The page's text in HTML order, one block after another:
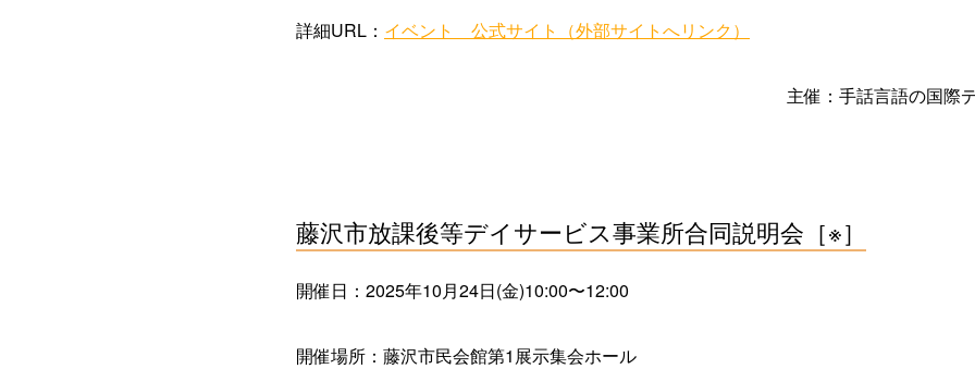
詳細URL： イベント 公式サイト（外部サイトへリンク）
主催：手話言語の国際
藤沢市放課後等デイサービス事業所合同説明会［※］
開催日：2025年10月24日(金)10:00〜12:00
開催場所：藤沢市民会館第1展示集会ホール